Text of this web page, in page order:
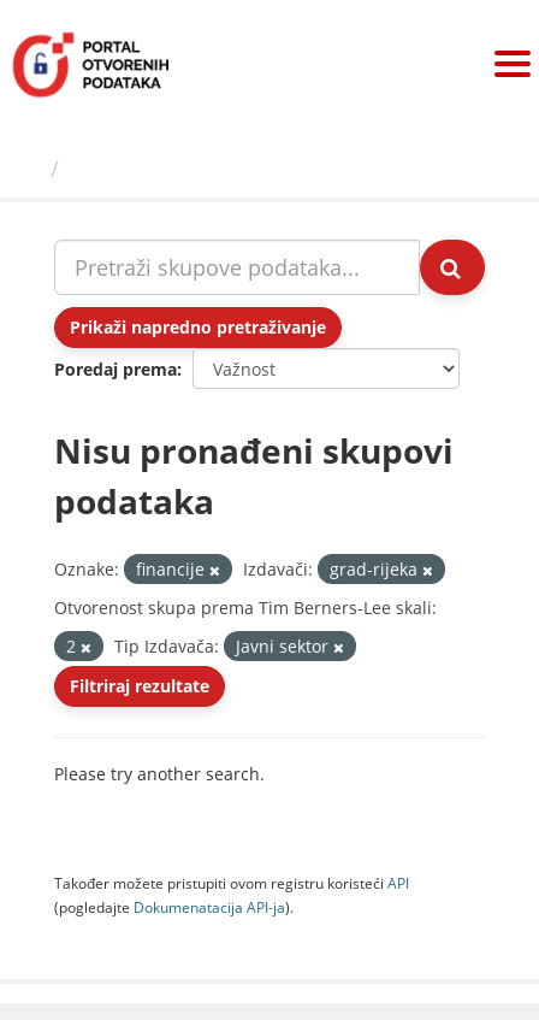
sadržaj
Prikaži napredno pretraživanje
Poredaj prema
Nisu pronađeni skupovi
podataka
Oznake: financije Izdavači:
grad-rijeka
Otvorenost skupa prema Tim Berners-Lee skali:
2
Tip Izdavača:
Javni sektor
Filtriraj rezultate
Please try another search.
Također možete pristupiti ovom registru koristeći API
(pogledajte Dokumenаtаcijа API-jа).